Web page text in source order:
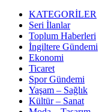
KATEGORİLER
Seri İlanlar
Toplum Haberleri
İngiltere Gündemi
Ekonomi
Ticaret
Spor Gündemi
Yaşam – Sağlık
Kültür – Sanat